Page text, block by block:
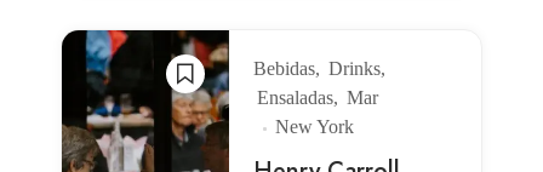
Bebidas
Drinks
Ensaladas
Mar
New York